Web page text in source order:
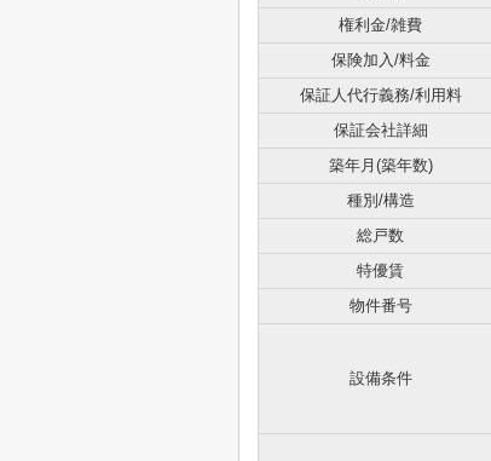
権利金/雑費
保険加入/料金
保証人代行義務/利用料
保証会社詳細
築年月(築年数)
種別/構造
総戸数
特優賃
物件番号
設備条件